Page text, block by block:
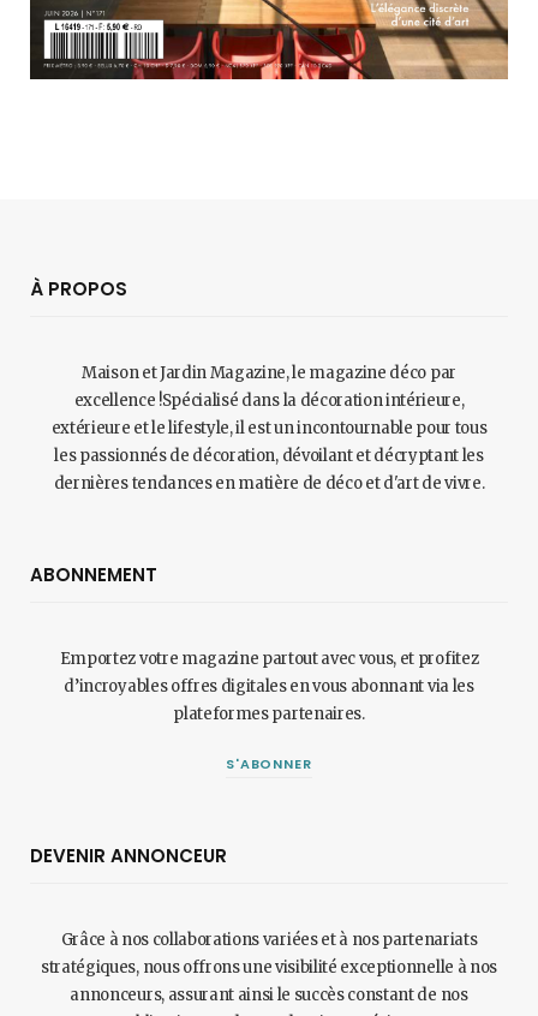
À PROPOS
Maison et Jardin Magazine, le magazine déco par
excellence !Spécialisé dans la décoration intérieure,
extérieure et le lifestyle, il est un incontournable pour tous
les passionnés de décoration, dévoilant et décryptant les
dernières tendances en matière de déco et d'art de vivre.
ABONNEMENT
Emportez votre magazine partout avec vous, et profitez
d’incroyables offres digitales en vous abonnant via les
plateformes partenaires.
S'ABONNER
DEVENIR ANNONCEUR
Grâce à nos collaborations variées et à nos partenariats
stratégiques, nous offrons une visibilité exceptionnelle à nos
annonceurs, assurant ainsi le succès constant de nos